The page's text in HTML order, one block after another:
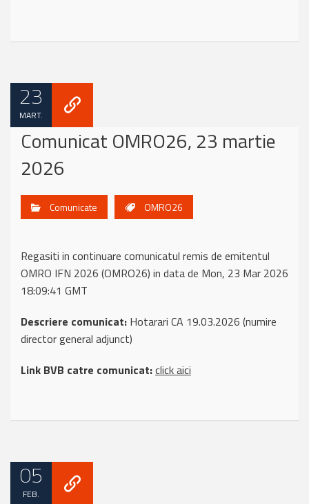
23
MART.
Comunicat OMRO26, 23 martie
2026
Comunicate OMRO26
Regasiti in continuare comunicatul remis de emitentul
OMRO IFN 2026 (OMRO26) in data de Mon, 23 Mar 2026
18:09:41 GMT
Descriere comunicat: Hotarari CA 19.03.2026 (numire
director general adjunct)
Link BVB catre comunicat:click aici
05
FEB.